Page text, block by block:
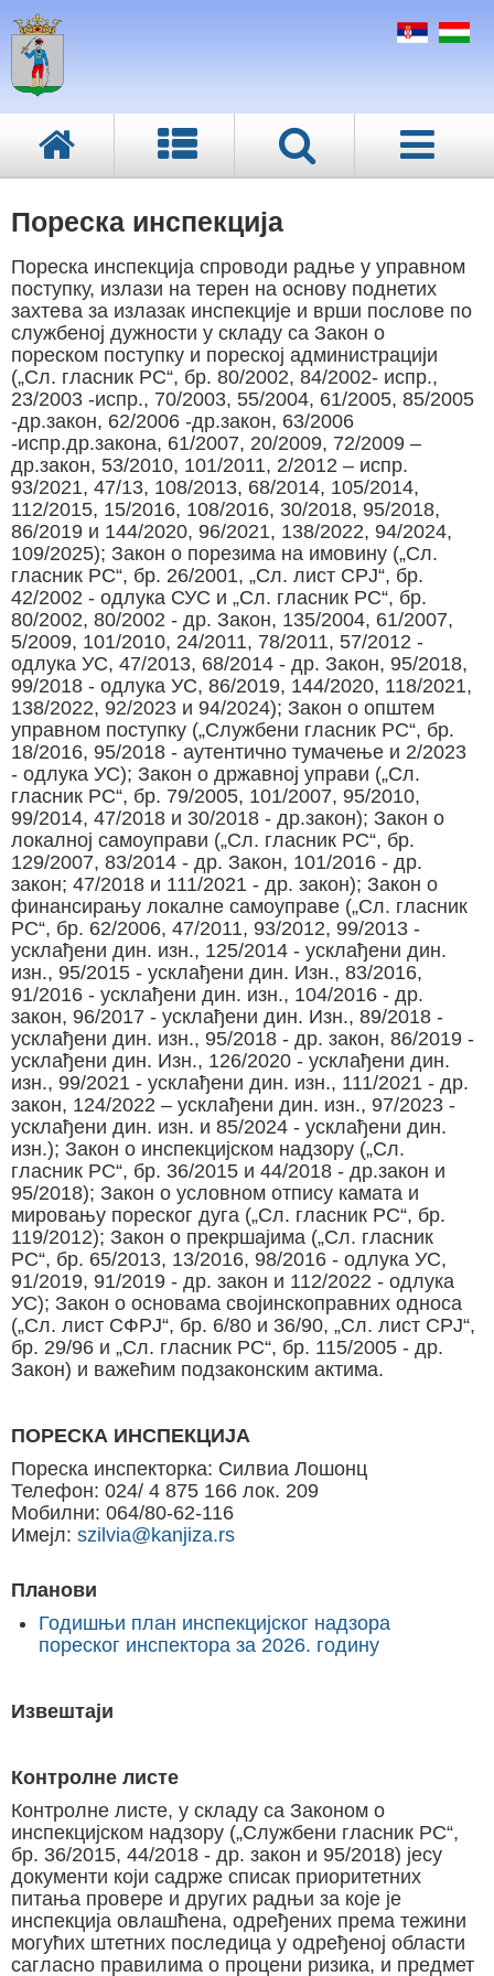
Пореска инспекција
Пореска инспекција спроводи радње у управном
поступку, излази на терен на основу поднетих
захтева за излазак инспекције и врши послове по
службеној дужности у складу са Закон о
пореском поступку и пореској администрацији
(„Сл. гласник РС“, бр. 80/2002, 84/2002- испр.,
23/2003 -испр., 70/2003, 55/2004, 61/2005, 85/2005
-др.закон, 62/2006 -др.закон, 63/2006
-испр.др.закона, 61/2007, 20/2009, 72/2009 –
др.закон, 53/2010, 101/2011, 2/2012 – испр.
93/2021, 47/13, 108/2013, 68/2014, 105/2014,
112/2015, 15/2016, 108/2016, 30/2018, 95/2018,
86/2019 и 144/2020, 96/2021, 138/2022, 94/2024,
109/2025); Закон о порезима на имовину („Сл.
гласник РС“, бр. 26/2001, „Сл. лист СРЈ“, бр.
42/2002 - одлука СУС и „Сл. гласник РС“, бр.
80/2002, 80/2002 - др. Закон, 135/2004, 61/2007,
5/2009, 101/2010, 24/2011, 78/2011, 57/2012 -
одлука УС, 47/2013, 68/2014 - др. Закон, 95/2018,
99/2018 - одлука УС, 86/2019, 144/2020, 118/2021,
138/2022, 92/2023 и 94/2024); Закон о општем
управном поступку („Службени гласник РС“, бр.
18/2016, 95/2018 - аутентично тумачење и 2/2023
- одлука УС); Закон о државној управи („Сл.
гласник РС“, бр. 79/2005, 101/2007, 95/2010,
99/2014, 47/2018 и 30/2018 - др.закон); Закон о
локалној самоуправи („Сл. гласник РС“, бр.
129/2007, 83/2014 - др. Закон, 101/2016 - др.
закон; 47/2018 и 111/2021 - др. закон); Закон о
финансирању локалне самоуправе („Сл. гласник
РС“, бр. 62/2006, 47/2011, 93/2012, 99/2013 -
усклађени дин. изн., 125/2014 - усклађени дин.
изн., 95/2015 - усклађени дин. Изн., 83/2016,
91/2016 - усклађени дин. изн., 104/2016 - др.
закон, 96/2017 - усклађени дин. Изн., 89/2018 -
усклађени дин. изн., 95/2018 - др. закон, 86/2019 -
усклађени дин. Изн., 126/2020 - усклађени дин.
изн., 99/2021 - усклађени дин. изн., 111/2021 - др.
закон, 124/2022 – усклађени дин. изн., 97/2023 -
усклађени дин. изн. и 85/2024 - усклађени дин.
изн.); Закон о инспекцијском надзору („Сл.
гласник РС“, бр. 36/2015 и 44/2018 - др.закон и
95/2018); Закон о условном отпису камата и
мировању пореског дуга („Сл. гласник РС“, бр.
119/2012); Закон о прекршајима („Сл. гласник
РС“, бр. 65/2013, 13/2016, 98/2016 - одлука УС,
91/2019, 91/2019 - др. закон и 112/2022 - одлука
УС); Закон о основама својинскоправних односа
(„Сл. лист СФРЈ“, бр. 6/80 и 36/90, „Сл. лист СРЈ“,
бр. 29/96 и „Сл. гласник РС“, бр. 115/2005 - др.
Закон) и важећим подзаконским актима.
ПОРЕСКА ИНСПЕКЦИЈА
Пореска инспекторка: Силвиа Лошонц
Телефон: 024/ 4 875 166 лок. 209
Мобилни: 064/80-62-116
Имејл: szilvia@kanjiza.rs
Планови
Годишњи план инспекцијског надзора
пореског инспектора за 2026. годину
Извештаји
Контролне листе
Контролне листе, у складу са Законом о
инспекцијском надзору („Службени гласник РС“,
бр. 36/2015, 44/2018 - др. закон и 95/2018) јесу
документи који садрже списак приоритетних
питања провере и других радњи за које је
инспекција овлашћена, одређених према тежини
могућих штетних последица у одређеној области
сагласно правилима о процени ризика, и предмет